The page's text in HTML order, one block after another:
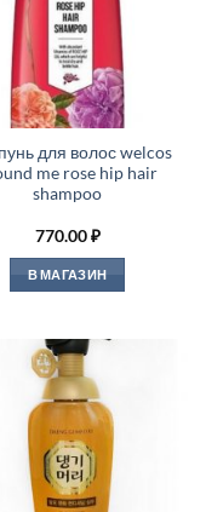
для волос welcos
me rose hip hair
shampoo
770.00₽
В МАГАЗИН